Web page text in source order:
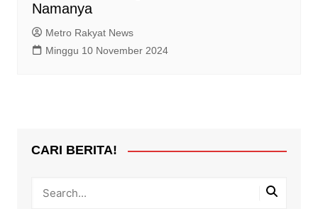
Namanya
Metro Rakyat News
Minggu 10 November 2024
CARI BERITA!